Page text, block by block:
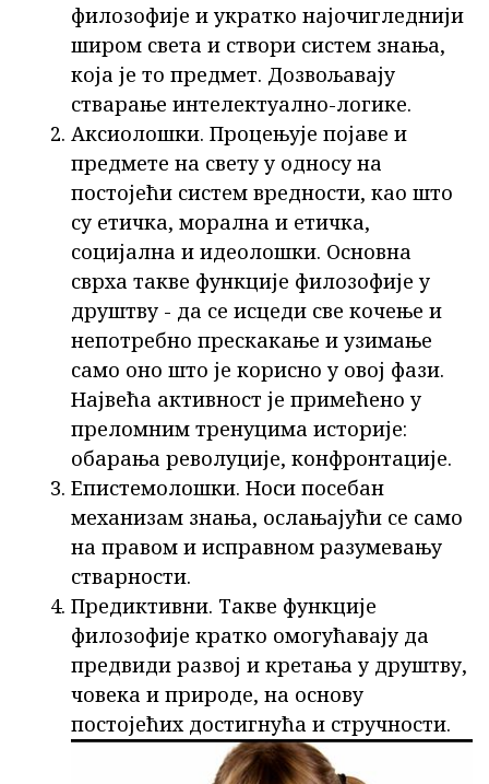
филозофије и укратко најочигледнији
широм света и створи систем знања,
која је то предмет. Дозвољавају
стварање интелектуално-логике.
Аксиолошки. Процењује појаве и
предмете на свету у односу на
постојећи систем вредности, као што
су етичка, морална и етичка,
социјална и идеолошки. Основна
сврха такве функције филозофије у
друштву - да се исцеди све кочење и
непотребно прескакање и узимање
само оно што је корисно у овој фази.
Највећа активност је примећено у
преломним тренуцима историје:
обарања револуције, конфронтације.
Епистемолошки. Носи посебан
механизам знања, ослањајући се само
на правом и исправном разумевању
стварности.
Предиктивни. Такве функције
филозофије кратко омогућавају да
предвиди развој и кретања у друштву,
човека и природе, на основу
постојећих достигнућа и стручности.